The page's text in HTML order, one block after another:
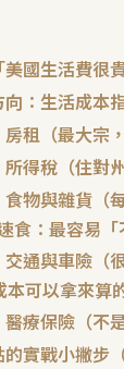
國生活費很
：生活成本
租（最大宗
得稅（住對
物與雜貨（
食：最容易「
通與車險（
本可以拿來算
療保險（不
實戰小撇步